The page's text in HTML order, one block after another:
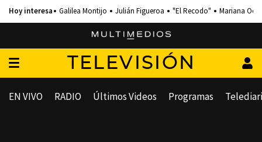
Galilea Montijo Julián Figueroa "El Recodo" Mariana
TELEVISIÓN
EN VIVO RADIO Últimos Videos Programas